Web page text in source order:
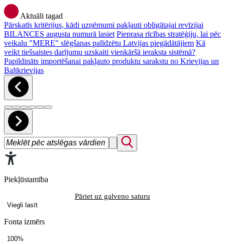
Aktuāli tagad
Pārskatīs kritērijus, kādi uzņēmumi pakļauti obligātajai revīzijai
BILANCES augusta numurā lasiet Pieprasa rīcības stratēģiju, lai pēc
veikalu "MERE" slēgšanas palīdzētu Latvijas piegādātājiem Kā
veikt tiešsaistes darījumu uzskaiti vienkāršā ieraksta sistēmā?
Papildināts importēšanai pakļauto produktu sarakstu no Krievijas un
Baltkrievijas
Piekļūstamība
Pāriet uz galveno saturu
Viegli lasīt
Fonta izmērs
100%